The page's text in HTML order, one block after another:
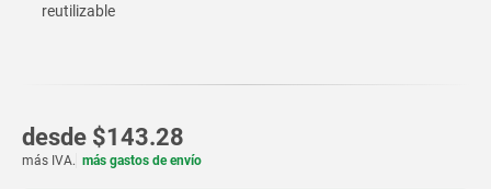
reutilizable
desde $143.28
más IVA. más gastos de envío